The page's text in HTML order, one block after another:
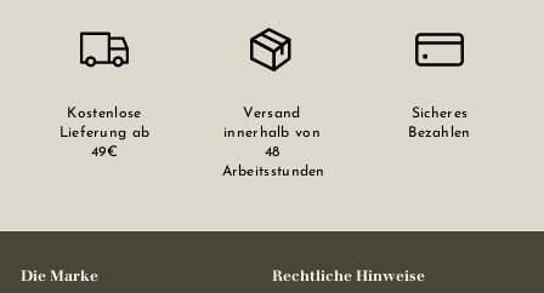
Kostenlose
Lieferung ab
49€
Versand
innerhalb von
48
Arbeitsstunden
Sicheres
Bezahlen
Die Marke Rechtliche Hinweise